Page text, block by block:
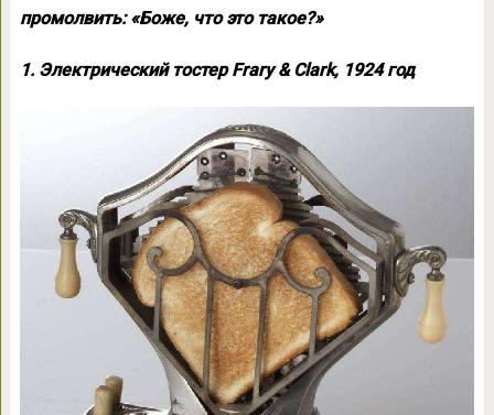
промолвить: «Боже, что это такое?»
1. Электрический тостер Frary & Clark, 1924 год